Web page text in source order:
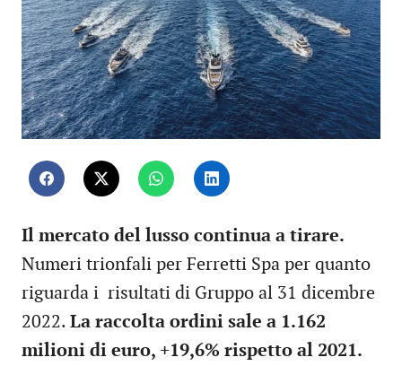
Il mercato del lusso continua a tirare.
Numeri trionfali per Ferretti Spa per quanto
riguarda i risultati di Gruppo al 31 dicembre
2022. La raccolta ordini sale a 1.162
milioni di euro, +19,6% rispetto al 2021.